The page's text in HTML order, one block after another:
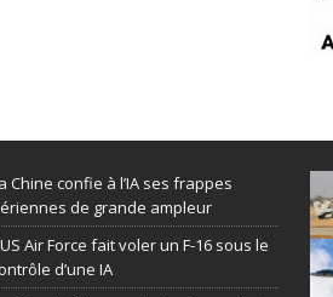
Chine confie à l’IA ses frappes
de grande ampleur
Air Force fait voler un F-16 sous le
d’une IA